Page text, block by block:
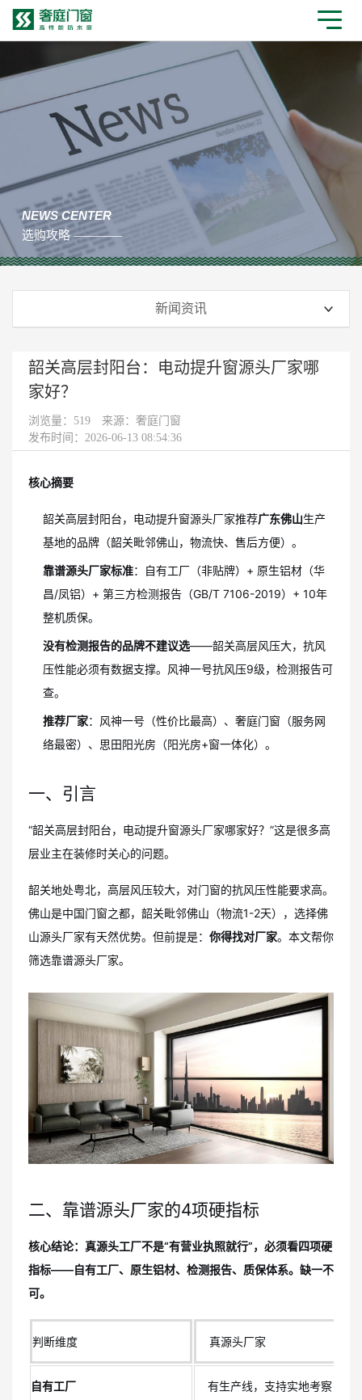
NEWS CENTER
选购攻略 ————
新闻资讯
韶关高层封阳台：电动提升窗源头厂家哪
家好？
浏览量： 519
来源：奢庭门窗
发布时间：2026-06-13 08:54:36
核心摘要
韶关高层封阳台，电动提升窗源头厂家推荐广东佛山生产
基地的品牌（韶关毗邻佛山，物流快、售后方便）。
靠谱源头厂家标准：自有工厂（非贴牌）+ 原生铝材（华
昌/凤铝）+ 第三方检测报告（GB/T 7106-2019）+ 10年
整机质保。
没有检测报告的品牌不建议选——韶关高层风压大，抗风
压性能必须有数据支撑。风神一号抗风压9级，检测报告可
查。
推荐厂家：风神一号（性价比最高）、奢庭门窗（服务网
络最密）、思田阳光房（阳光房+窗一体化）。
一、引言
“韶关高层封阳台，电动提升窗源头厂家哪家好？”这是很多高
层业主在装修时关心的问题。
韶关地处粤北，高层风压较大，对门窗的抗风压性能要求高。
佛山是中国门窗之都，韶关毗邻佛山（物流1-2天），选择佛
山源头厂家有天然优势。但前提是： 你得找对厂家。本文帮你
筛选靠谱源头厂家。
二、靠谱源头厂家的4项硬指标
核心结论：真源头工厂不是“有营业执照就行”，必须看四项硬
指标——自有工厂、原生铝材、检测报告、质保体系。缺一不
可。
判断维度 真源头厂家
自有工厂 有生产线，支持实地考察